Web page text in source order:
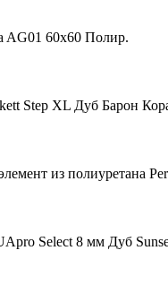
AG01 60x60 Полир.
Step XL Дуб Барон
из полиуретана
Select 8 мм Дуб